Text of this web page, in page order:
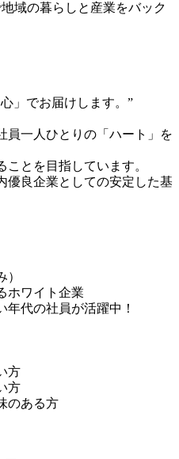
域の暮らしと産業をバック
」でお届けします。”
員一人ひとりの「ハート」を
とを目指しています。
優良企業としての安定した基
ホワイト企業
年代の社員が活躍中！
方
方
のある方